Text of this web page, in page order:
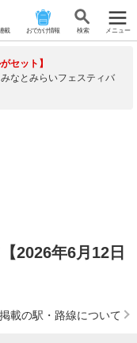
載 おでかけ情報 検 索 メニュー
セット】
なとみらいフェスティバ
2026年6月12日
載の駅・路線について